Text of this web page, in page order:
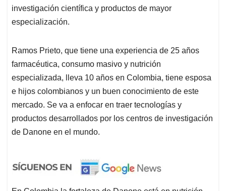
investigación científica y productos de mayor
especialización.
Ramos Prieto, que tiene una experiencia de 25 años
farmacéutica, consumo masivo y nutrición
especializada, lleva 10 años en Colombia, tiene esposa
e hijos colombianos y un buen conocimiento de este
mercado. Se va a enfocar en traer tecnologías y
productos desarrollados por los centros de investigación
de Danone en el mundo.